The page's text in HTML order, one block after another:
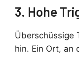
3. Hohe
Überschüssige
hin. Ein Ort, an